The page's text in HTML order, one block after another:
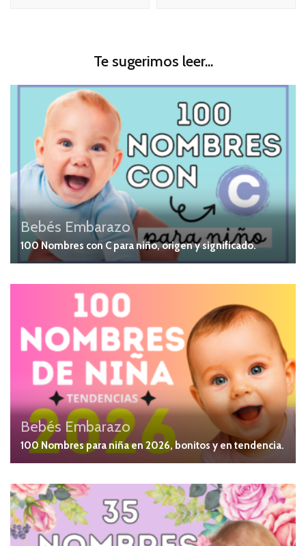
Te sugerimos leer...
Bebés Embarazo
100 Nombres con C para niño, origen y significado.
Bebés Embarazo
100 Nombres para niña en 2026, bonitos y en tendencia.